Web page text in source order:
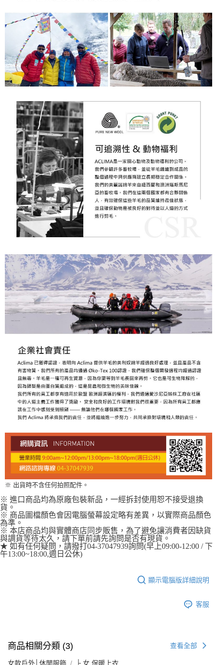
※ 出貨時不含任何拍照配件。
※ 進口商品均為原廠包裝新品，一經拆封使用恕不接受退換
貨。
※ 商品圖檔顏色會因電腦螢幕設定略有差異，以實際商品顏色
為準。
※ 本店商品均與實體商店同步販售，為了避免讓消費者因缺貨
與調貨等待太久，請下單前請先詢問是否有現貨。
★ 如有任何疑問，請撥打04-37047939詢問(早上09:00-12:00 / 下
午13:00~18:00,週日公休)
顯示電腦版詳細說明
客服
商品相關分類 (3) 查看全部
女款戶外│休閒服飾 ├ 女 保暖上衣